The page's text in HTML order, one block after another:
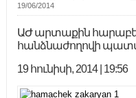
19/06/2014
ԱԺ արտաքին
հանձնաժողովի
19 հունիսի, 2014 | 19:56